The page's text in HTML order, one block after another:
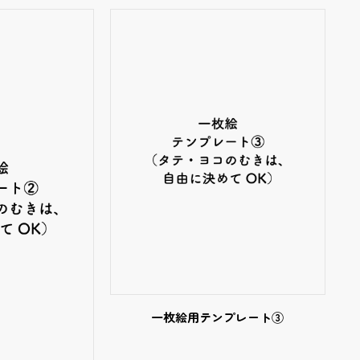
一枚絵用テンプレート③